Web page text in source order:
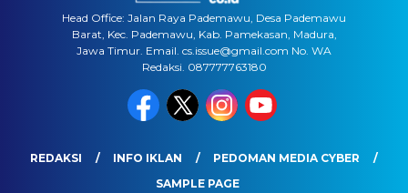
Head Office: Jalan Raya Pademawu, Desa Pademawu
Barat, Kec. Pademawu, Kab. Pamekasan, Madura,
Jawa Timur. Email. cs.issue@gmail.com No. WA
Redaksi. 087777763180
REDAKSI INFO IKLAN
PEDOMAN MEDIA CYBER
SAMPLE PAGE